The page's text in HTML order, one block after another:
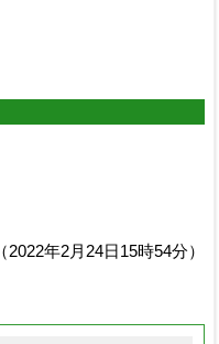
（2022年2月24日15時54分）